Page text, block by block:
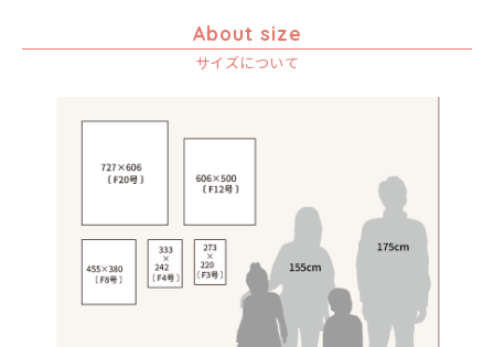
漁
About size
サイズについて